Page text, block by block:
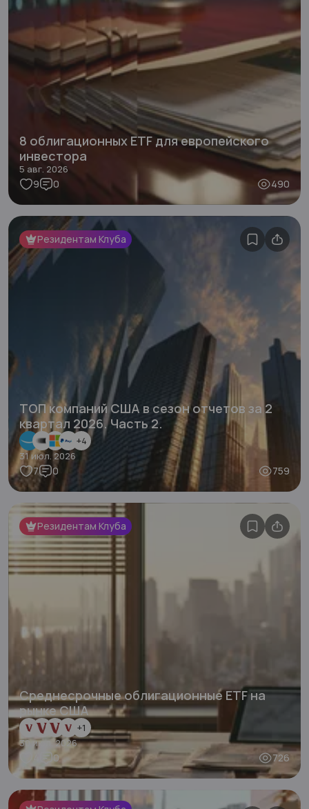
8 облигационных ETF для европейского
инвестора
5 авг. 2026
9 0 490
Резидентам Клуба
ТОП компаний США в сезон отчетов за 2
квартал 2026. Часть 2.
+4
31 июл. 2026
7 0 759
Резидентам Клуба
Среднесрочные облигационные ETF на
рынке США
+1
30 июл. 2026
0 726